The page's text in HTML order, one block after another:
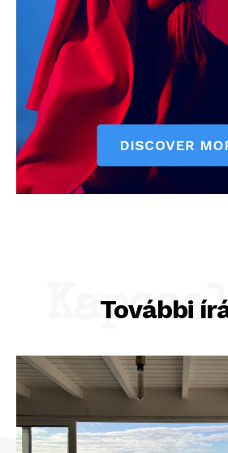
További